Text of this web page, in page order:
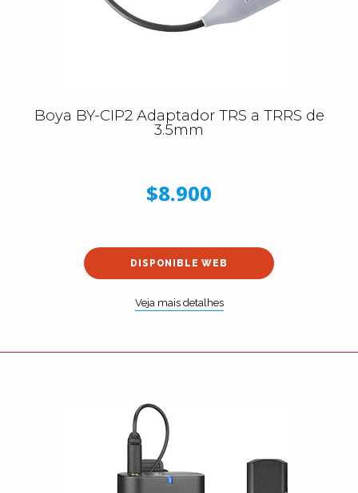
Boya BY-CIP2 Adaptador TRS a TRRS de
3.5mm
$8.900
DISPONIBLE WEB
Veja mais detalhes